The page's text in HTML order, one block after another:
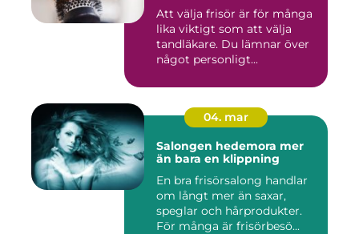
Att välja frisör är för många
lika viktigt som att välja
tandläkare. Du lämnar över
något personligt...
04. mar
Salongen hedemora mer
än bara en klippning
En bra frisörsalong handlar
om långt mer än saxar,
speglar och hårprodukter.
För många är frisörbesö...